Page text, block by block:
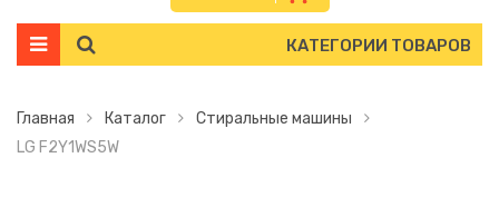
КАТЕГОРИИ ТОВАРОВ
Главная Каталог
Стиральные машины
LG F2Y1WS5W